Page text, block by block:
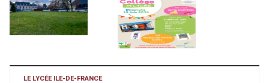
LE LYCÉE ILE-DE-FRANCE